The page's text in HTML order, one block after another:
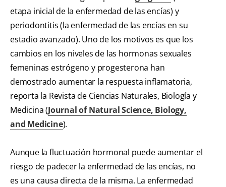
etapa inicial de la enfermedad de las encías) y
periodontitis (la enfermedad de las encías en su
estadio avanzado). Uno de los motivos es que los
cambios en los niveles de las hormonas sexuales
femeninas estrógeno y progesterona han
demostrado aumentar la respuesta inflamatoria,
reporta la Revista de Ciencias Naturales, Biología y
Medicina (Journal of Natural Science, Biology,
and Medicine).
Aunque la fluctuación hormonal puede aumentar el
riesgo de padecer la enfermedad de las encías, no
es una causa directa de la misma. La enfermedad